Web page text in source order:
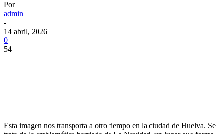
Por
admin
-
14 abril, 2026
0
54
Esta imagen nos transporta a otro tiempo en la ciudad de Huelva. Se